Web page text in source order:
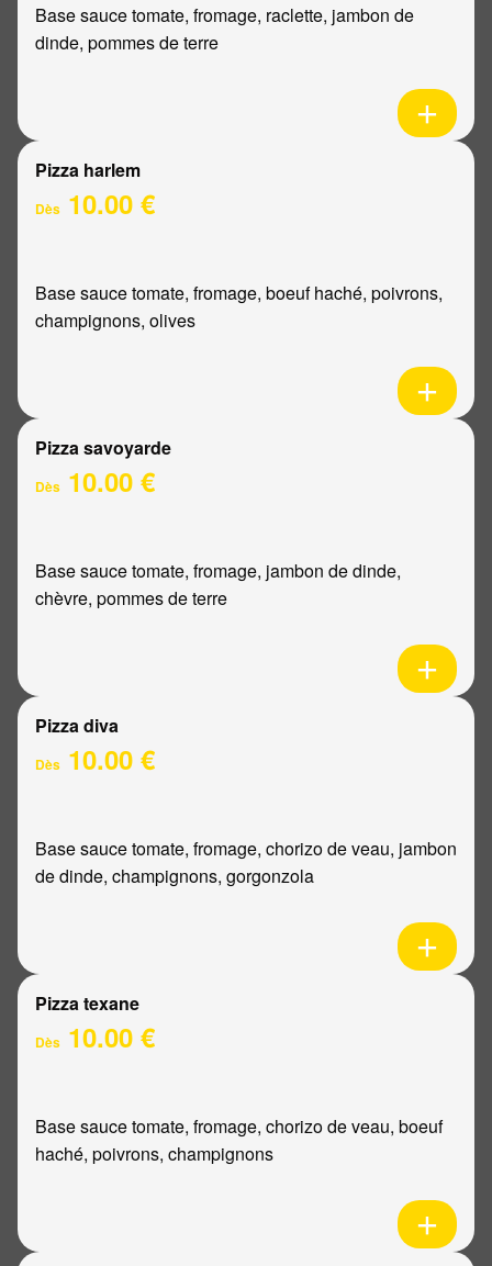
Base sauce tomate, fromage, raclette, jambon de
dinde, pommes de terre
Pizza harlem
Dès 10.00 €
Base sauce tomate, fromage, boeuf haché, poivrons,
champignons, olives
Pizza savoyarde
Dès 10.00 €
Base sauce tomate, fromage, jambon de dinde,
chèvre, pommes de terre
Pizza diva
Dès 10.00 €
Base sauce tomate, fromage, chorizo de veau, jambon
de dinde, champignons, gorgonzola
Pizza texane
Dès 10.00 €
Base sauce tomate, fromage, chorizo de veau, boeuf
haché, poivrons, champignons